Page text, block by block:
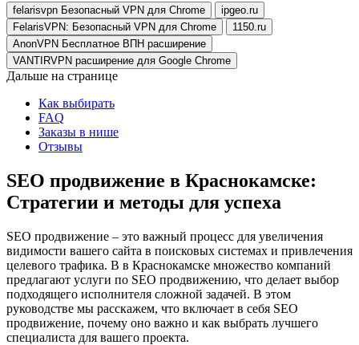
felarisvpn Безопасный VPN для Chrome
ipgeo.ru
FelarisVPN: Безопасный VPN для Chrome
1150.ru
AnonVPN Бесплатное ВПН расширение
VANTIRVPN расширение для Google Chrome
Дальше на странице
Как выбирать
FAQ
Заказы в нише
Отзывы
SEO продвижение в Краснокамске:
Стратегии и методы для успеха
SEO продвижение – это важный процесс для увеличения
видимости вашего сайта в поисковых системах и привлечения
целевого трафика. В в Краснокамске множество компаний
предлагают услуги по SEO продвижению, что делает выбор
подходящего исполнителя сложной задачей. В этом
руководстве мы расскажем, что включает в себя SEO
продвижение, почему оно важно и как выбрать лучшего
специалиста для вашего проекта.